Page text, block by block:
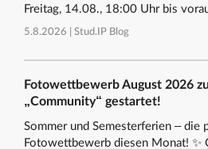
Freitag, 14.08., 18:00 Uhr bis
5.8.2026 | Stud.IP Blog
Fotowettbewerb August 2026
„Community“ gestartet!
Sommer und Semesterferien – die
Fotowettbewerb diesen Monat! ✨